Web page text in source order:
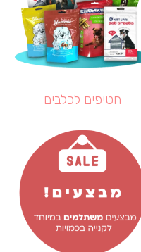
חטיפים לכלבים